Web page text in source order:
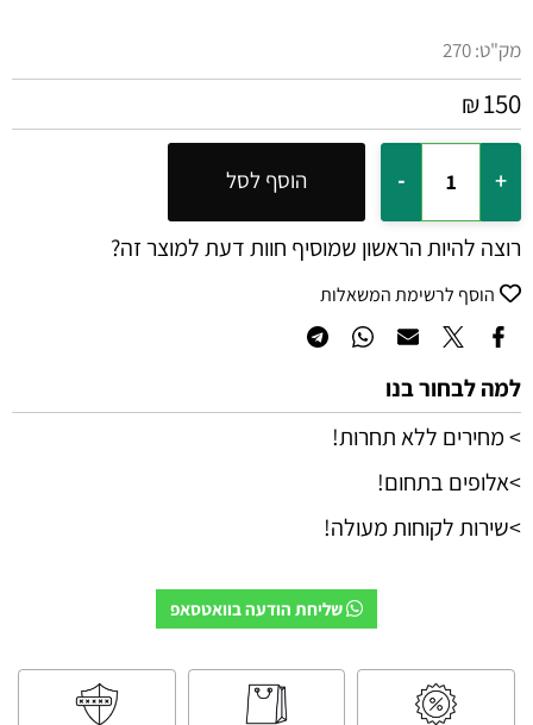
מק"ט:270
₪150
הוסף לסל
רוצה להיות הראשון שמוסיף חוות דעת למוצר זה?
הוסף לרשימת המשאלות
למה לבחור בנו
> מחירים ללא תחרות!
>אלופים בתחום!
>שירות לקוחות מעולה!
שליחת הודעה בוואטסאפ